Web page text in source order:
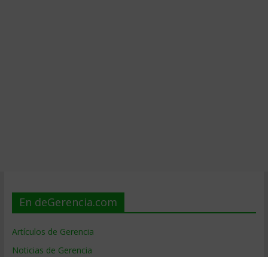
En deGerencia.com
Artículos de Gerencia
Noticias de Gerencia